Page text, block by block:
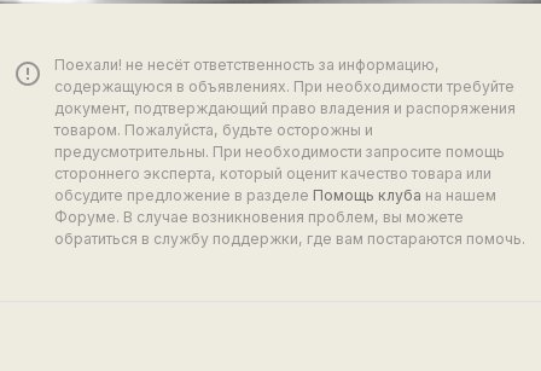
error_outline
Поехали! не несёт ответственность за информацию,
содержащуюся в объявлениях. При необходимости требуйте
документ, подтверждающий право владения и распоряжения
товаром. Пожалуйста, будьте осторожны и
предусмотрительны. При необходимости запросите помощь
стороннего эксперта, который оценит качество товара или
обсудите предложение в разделе Помощь клуба на нашем
Форуме. В случае возникновения проблем, вы можете
обратиться в службу поддержки, где вам постараются помочь.